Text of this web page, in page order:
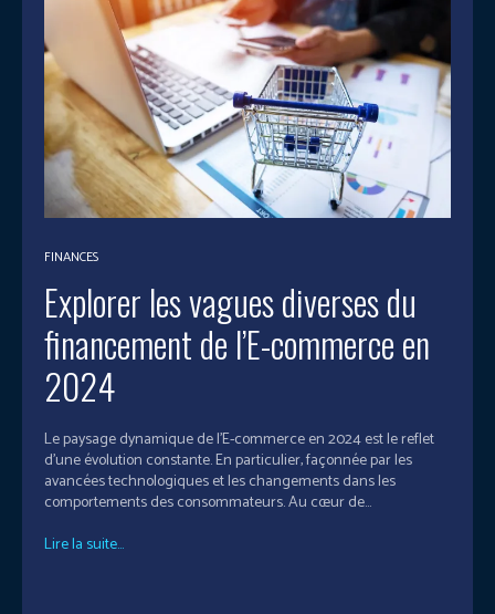
FINANCES
Explorer les vagues diverses du
financement de l’E-commerce en
2024
Le paysage dynamique de l'E-commerce en 2024 est le reflet
d'une évolution constante. En particulier, façonnée par les
avancées technologiques et les changements dans les
comportements des consommateurs. Au cœur de...
Lire la suite...